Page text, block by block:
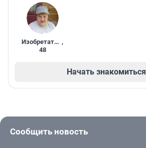
Изобретатель ,
48
Начать знакомиться
Сообщить новость